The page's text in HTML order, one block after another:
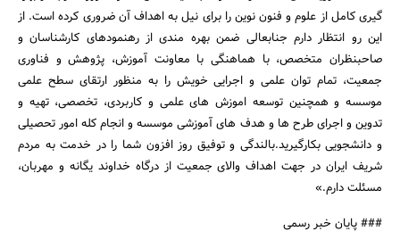
جستجو
گیری کامل از علوم و فنون نوین را برای نیل به اهداف آن ضروری کرده است. از
این رو انتظار دارم جنابعالی ضمن بهره مندی از رهنمودهای کارشناسان و
صاحبنظران متخصص، با هماهنگی با معاونت آموزش، پژوهش و فناوری
جمعیت، تمام توان علمی و اجرایی خویش را به منظور ارتقای سطح علمی
موسسه و همچنین توسعه اموزش های علمی و کاربردی، تخصصی، تهیه و
تدوین و اجرای طرح ها و هدف های آموزشی موسسه و انجام کله امور تحصیلی
و دانشجویی بکارگیرید.بالندگی و توفیق روز افزون شما را در خدمت به مردم
شریف ایران در جهت اهداف والای جمعیت از درگاه خداوند یگانه و مهربان،
مسئلت دارم.»
### پایان خبر رسمی